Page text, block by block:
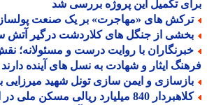
تکمیل این پروژه بررسی شد
های «مهاجرت» بر یک صنعت پولساز
از جنگل های کلاردشت درگیر آتش
با روایت درست و مسئولانه؛ نقش
ایثار و شهادت به نسل های آینده دارند
و ایمن سازی تونل شهید میرزایی با
840 میلیارد ریالی مسکن ملی در ابهر دستگیر شد